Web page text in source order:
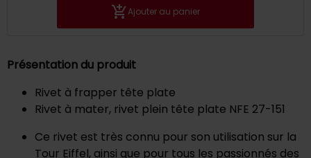
Ajouter au panier
Présentation du produit
Rivet à frapper tête plate
Rivet à mater, rivet plein tête plate NFE 27-151
Ce rivet est très connu pour son utilisation sur la
Tour Eiffel, ainsi que pour tous les passionnés des